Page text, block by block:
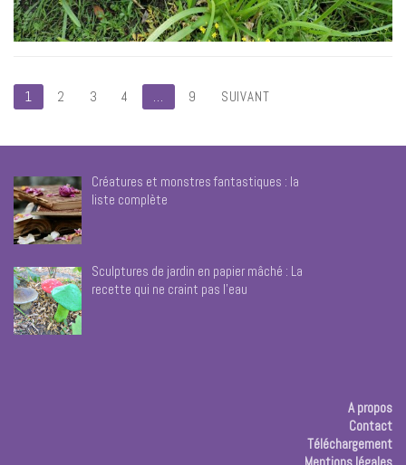
Pagination
publications
1 2 3 4 9 SUIVANT
Créatures et monstres fantastiques : la
liste complète
Sculptures de jardin en papier mâché : La
recette qui ne craint pas l’eau
A propos
Contact
Téléchargement